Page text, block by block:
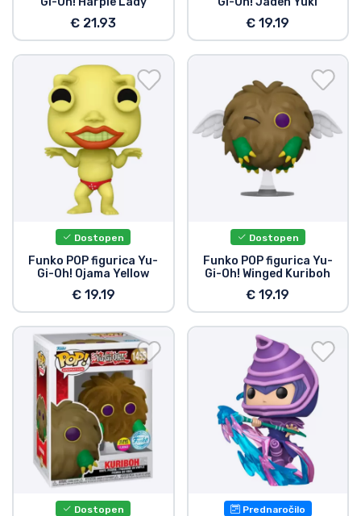
€ 21.93 € 19.19
Dostopen
Funko POP figurica Yu-
Gi-Oh! Ojama Yellow
€ 19.19
Dostopen
Funko POP figurica Yu-
Gi-Oh! Winged Kuriboh
€ 19.19
Dostopen Prednaročilo